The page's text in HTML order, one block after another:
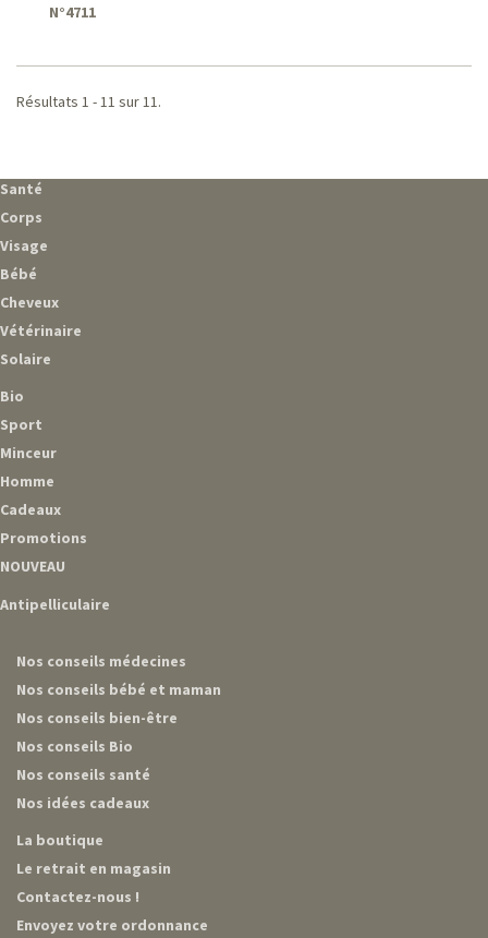
N°4711
Résultats 1 - 11 sur 11.
Santé
Corps
Visage
Bébé
Cheveux
Vétérinaire
Solaire
Bio
Sport
Minceur
Homme
Cadeaux
Promotions
NOUVEAU
Antipelliculaire
Nos conseils médecines
Nos conseils bébé et maman
Nos conseils bien-être
Nos conseils Bio
Nos conseils santé
Nos idées cadeaux
La boutique
Le retrait en magasin
Contactez-nous !
Envoyez votre ordonnance